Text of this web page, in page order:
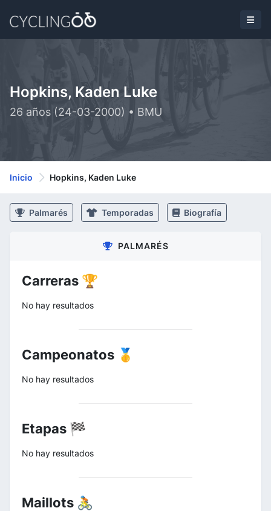
Hopkins, Kaden Luke
26 años (24-03-2000) • BMU
Inicio Hopkins, Kaden Luke
Palmarés Temporadas Biografía
PALMARÉS
Carreras 🏆
No hay resultados
Campeonatos 🥇
No hay resultados
Etapas 🏁
No hay resultados
Maillots 🚴